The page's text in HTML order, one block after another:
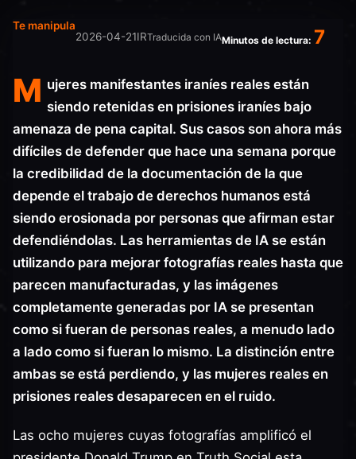
Te manipula
2026-04-21IRTraducida con IAMinutos de lectura: 7
M ujeres manifestantes iraníes reales están
siendo retenidas en prisiones iraníes bajo
amenaza de pena capital. Sus casos son ahora más
difíciles de defender que hace una semana porque
la credibilidad de la documentación de la que
depende el trabajo de derechos humanos está
siendo erosionada por personas que afirman estar
defendiéndolas. Las herramientas de IA se están
utilizando para mejorar fotografías reales hasta que
parecen manufacturadas, y las imágenes
completamente generadas por IA se presentan
como si fueran de personas reales, a menudo lado
a lado como si fueran lo mismo. La distinción entre
ambas se está perdiendo, y las mujeres reales en
prisiones reales desaparecen en el ruido.
Las ocho mujeres cuyas fotografías amplificó el